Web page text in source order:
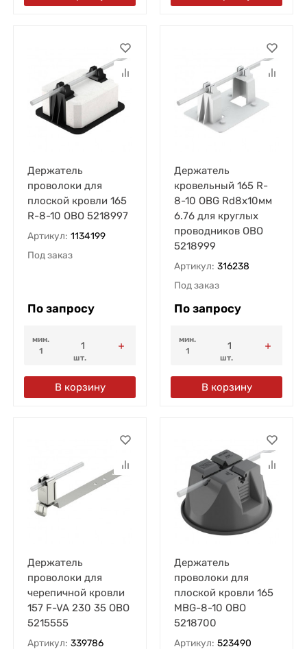
Держатель
проволоки для
плоской кровли 165
R-8-10 OBO 5218997
Артикул: 1134199
Под заказ
По запросу
мин.
1
шт.
В корзину
Держатель
кровельный 165 R-
8-10 OBG Rd8х10мм
6.76 для круглых
проводников OBO
5218999
Артикул: 316238
Под заказ
По запросу
мин.
1
шт.
В корзину
Держатель
проволоки для
черепичной кровли
157 F-VA 230 35 OBO
5215555
Артикул: 339786
Держатель
проволоки для
плоской кровли 165
MBG-8-10 OBO
5218700
Артикул: 523490